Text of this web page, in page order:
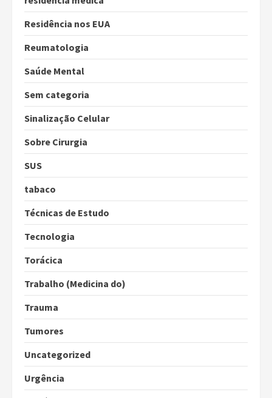
Residência nos EUA
Reumatologia
Saúde Mental
Sem categoria
Sinalização Celular
Sobre Cirurgia
SUS
tabaco
Técnicas de Estudo
Tecnologia
Torácica
Trabalho (Medicina do)
Trauma
Tumores
Uncategorized
Urgência